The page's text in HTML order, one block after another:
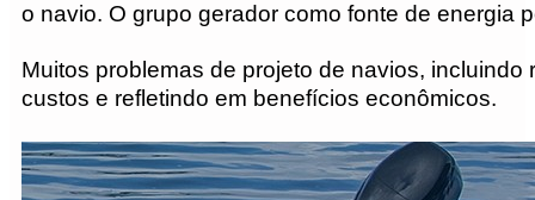
o navio. O grupo gerador como fonte de energia
Muitos problemas de projeto de navios,
custos e refletindo em benefícios econômicos.